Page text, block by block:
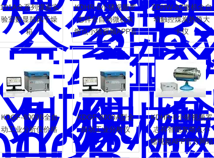
101A全系列煤炭实
验室数显鼓风干燥
箱
KDHR-8小猪视频罗
志祥全自动微机灰
熔点小猪视频APP官
方网站下载罗志祥
ZDHW-8Z微机全自
动触控煤炭热值大
卡仪
KDGF-8000B全自
动工业分析仪价格
KDGF-8000A型全
自动工业分析仪
KDHR-6小猪视频罗
志祥智能灰熔点小
猪视频APP官方网站
下载罗志祥